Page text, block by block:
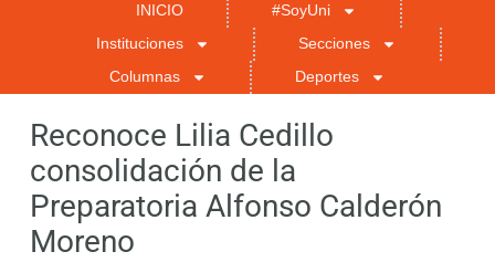
INICIO
#SoyUni
Instituciones
Secciones
Columnas
Deportes
Reconoce Lilia Cedillo
consolidación de la
Preparatoria Alfonso Calderón
Moreno